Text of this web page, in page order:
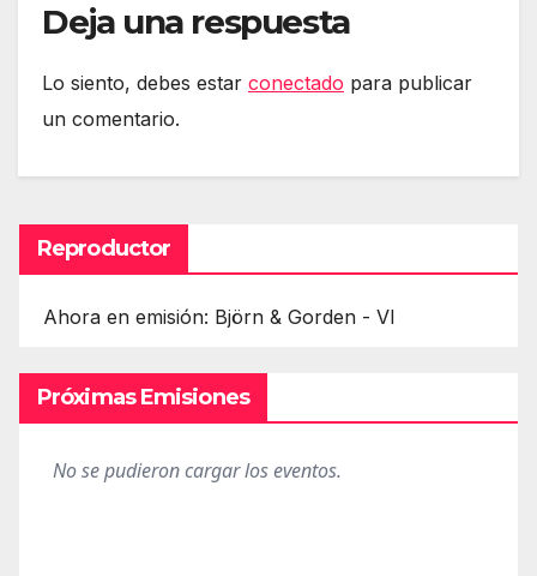
Deja una respuesta
Lo siento, debes estar conectado para publicar
un comentario.
Reproductor
Ahora en emisión: Björn & Gorden - VI
Próximas Emisiones